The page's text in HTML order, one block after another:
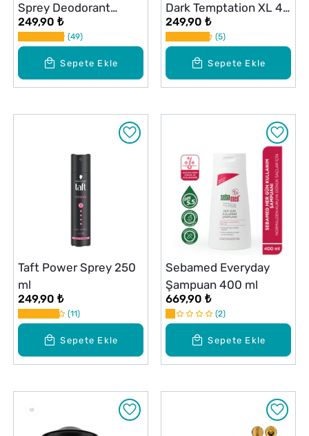
Sepete Ekle
Sprey Deodorant
Invisible Black & White
72 Saat Kesintisiz
Üstün Koruma 150 ml
249,90 ₺
49
Sepete Ekle
Dark Temptation XL 48
Saat Etkileyici Koku
200 ml
249,90 ₺
5
Sepete Ekle
Taft Power Sprey 250
ml
249,90 ₺
11
Sepete Ekle
Sebamed Everyday
Şampuan 400 ml
669,90 ₺
2